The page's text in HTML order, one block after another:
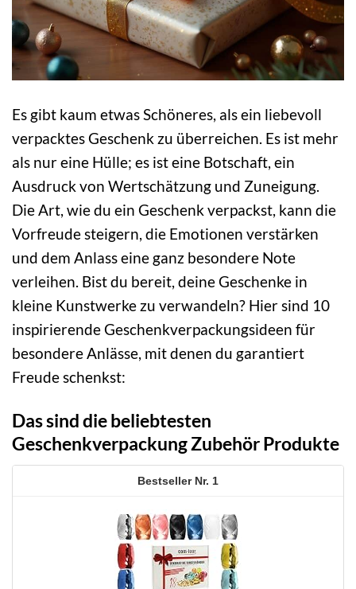
Es gibt kaum etwas Schöneres, als ein liebevoll
verpacktes Geschenk zu überreichen. Es ist mehr
als nur eine Hülle; es ist eine Botschaft, ein
Ausdruck von Wertschätzung und Zuneigung.
Die Art, wie du ein Geschenk verpackst, kann die
Vorfreude steigern, die Emotionen verstärken
und dem Anlass eine ganz besondere Note
verleihen. Bist du bereit, deine Geschenke in
kleine Kunstwerke zu verwandeln? Hier sind 10
inspirierende Geschenkverpackungsideen für
besondere Anlässe, mit denen du garantiert
Freude schenkst:
Das sind die beliebtesten
Geschenkverpackung Zubehör Produkte
1